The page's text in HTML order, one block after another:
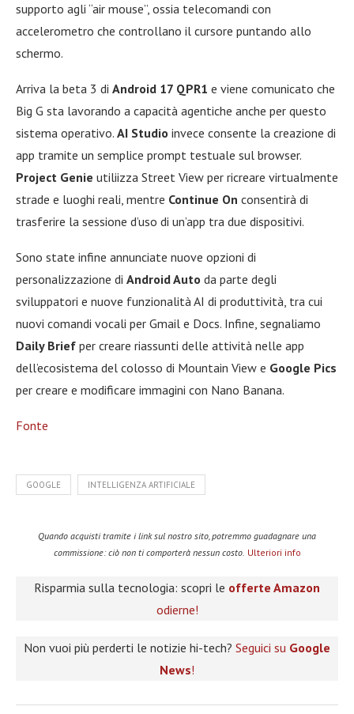
supporto agli “air mouse”, ossia telecomandi con
accelerometro che controllano il cursore puntando allo
schermo.
Arriva la beta 3 di Android 17 QPR1 e viene comunicato che
Big G sta lavorando a capacità agentiche anche per questo
sistema operativo. AI Studio invece consente la creazione di
app tramite un semplice prompt testuale sul browser.
Project Genie utiliizza Street View per ricreare virtualmente
strade e luoghi reali, mentre Continue On consentirà di
trasferire la sessione d’uso di un’app tra due dispositivi.
Sono state infine annunciate nuove opzioni di
personalizzazione di Android Auto da parte degli
sviluppatori e nuove funzionalità AI di produttività, tra cui
nuovi comandi vocali per Gmail e Docs. Infine, segnaliamo
Daily Brief per creare riassunti delle attività nelle app
dell’ecosistema del colosso di Mountain View e Google Pics
per creare e modificare immagini con Nano Banana.
Fonte
GOOGLE INTELLIGENZA ARTIFICIALE
Quando acquisti tramite i link sul nostro sito, potremmo guadagnare una
commissione: ciò non ti comporterà nessun costo. Ulteriori info
Risparmia sulla tecnologia: scopri le offerte Amazon
odierne!
Non vuoi più perderti le notizie hi-tech? Seguici su Google
News!